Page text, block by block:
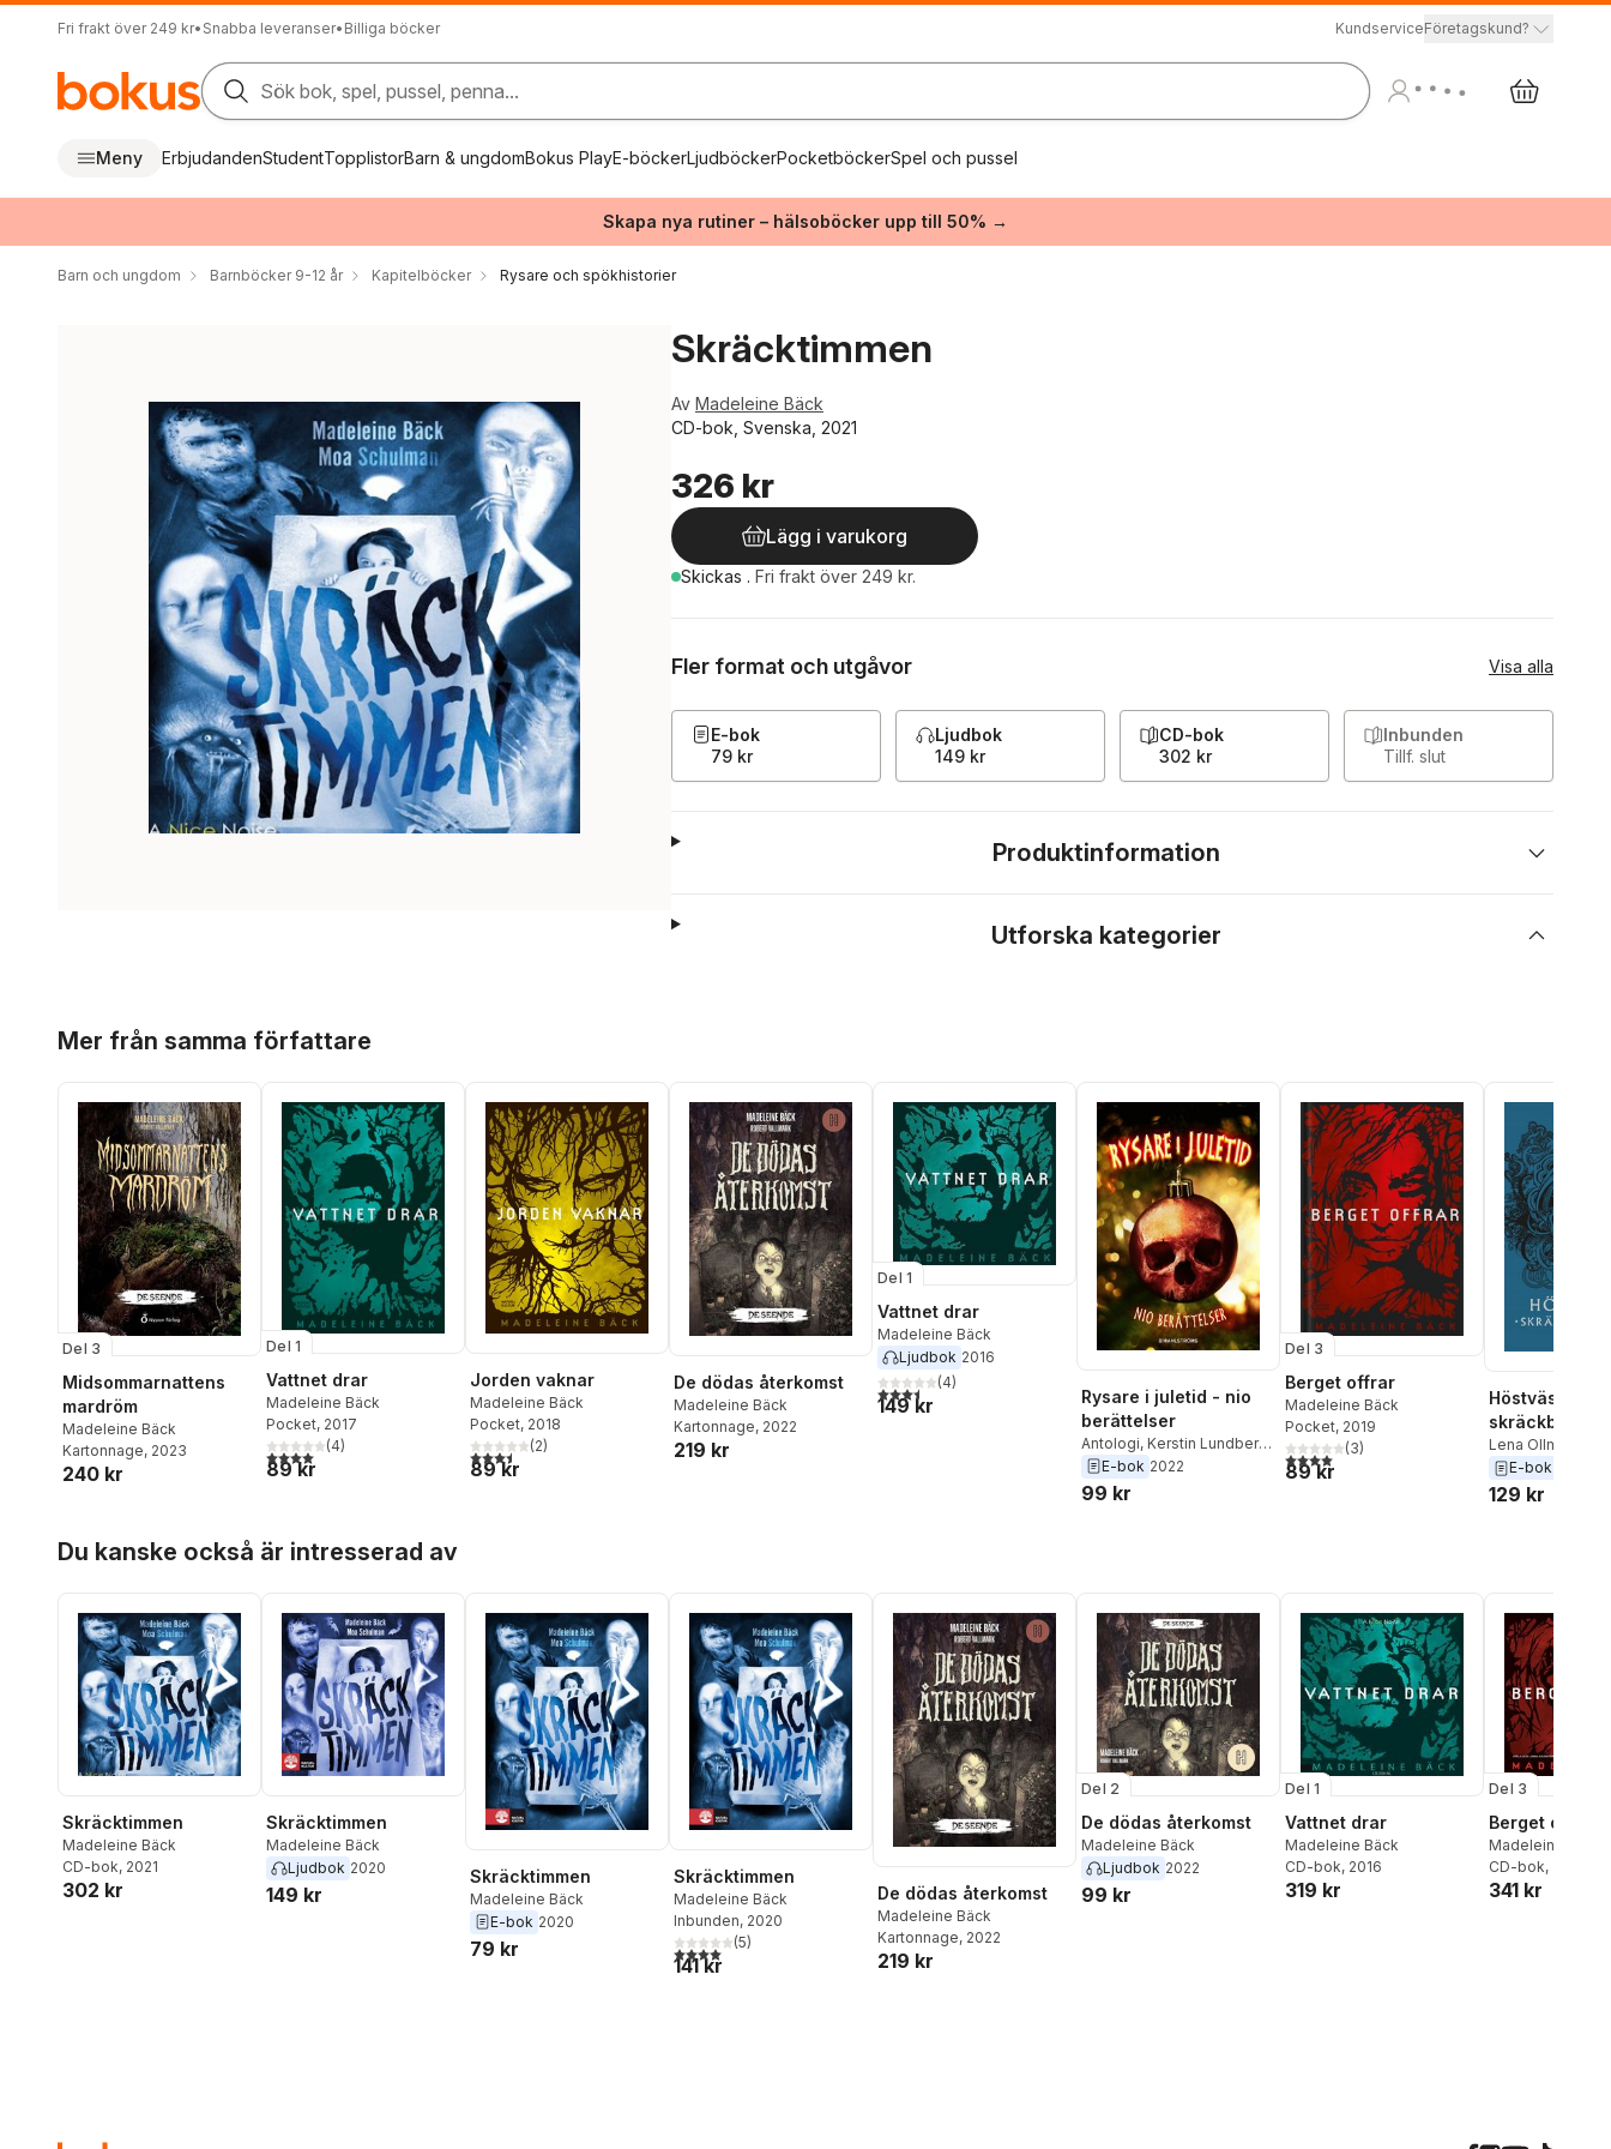
Fri frakt över 249 kr• Snabba leveranser• Billiga böcker KundserviceFöretagskund?
Sök bok, spel, pussel, penna...
Meny ErbjudandenStudentTopplistorBarn & ungdomBokus PlayE-böckerLjudböckerPocketböckerSpel och pussel
Skapa nya rutiner – hälsoböcker upp till 50% →
Barn och ungdom Barnböcker 9-12 år Kapitelböcker Rysare och spökhistorier
Skräcktimmen
Av Madeleine Bäck
CD-bok, Svenska, 2021
326 kr
Lägg i varukorg
Skickas . Fri frakt över 249 kr.
Fler format och utgåvor Visa alla
E-bok
79 kr
Ljudbok
149 kr
CD-bok
302 kr
Inbunden
Tillf. slut
Produktinformation
Utforska kategorier
Mer från samma författare
Del 3
Midsommarnattens
mardröm
Madeleine Bäck
Kartonnage, 2023
240 kr
Del 1
Vattnet drar
Madeleine Bäck
Pocket, 2017
4,0utav 5 stjärnor. Totalt antal röster:
(4)
89 kr
Jorden vaknar
Madeleine Bäck
Pocket, 2018
3,5utav 5 stjärnor. Totalt antal röster:
(2)
89 kr
De dödas återkomst
Madeleine Bäck
Kartonnage, 2022
219 kr
Del 1
Vattnet drar
Madeleine Bäck
Ljudbok 2016
3,5utav 5 stjärnor. Totalt antal röster:
(4)
149 kr
Rysare i juletid - nio
berättelser
Antologi, Kerstin Lundberg
Hahn,Petrus Dahlin
Melin,Mårten Sandén
E-bok 2022
99 kr
Del 3
Berget offrar
Madeleine Bäck
Pocket, 2019
4,0utav 5 stjärnor. Totalt antal röster:
(3)
89 kr
Höstväsen :
Lena Ollmark
Fager,Alex Haridi
Lundberg Hahn
E-bok
129 kr
Du kanske också är intresserad av
Skräcktimmen
Madeleine Bäck
CD-bok, 2021
302 kr
Skräcktimmen
Madeleine Bäck
Ljudbok 2020
149 kr
Skräcktimmen
Madeleine Bäck
E-bok 2020
79 kr
Skräcktimmen
Madeleine Bäck
Inbunden, 2020
4,0utav 5 stjärnor. Totalt antal röster:
(5)
141 kr
De dödas återkomst
Madeleine Bäck
Kartonnage, 2022
219 kr
Del 2
De dödas återkomst
Madeleine Bäck
Ljudbok 2022
99 kr
Del 1
Vattnet drar
Madeleine Bäck
CD-bok, 2016
319 kr
Del 3
Berget offrar
Madeleine Bäck
CD-bok, 2019
341 kr